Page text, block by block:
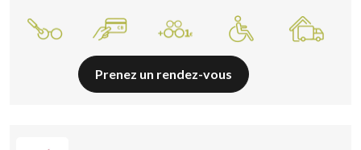
Prenez un rendez-vous